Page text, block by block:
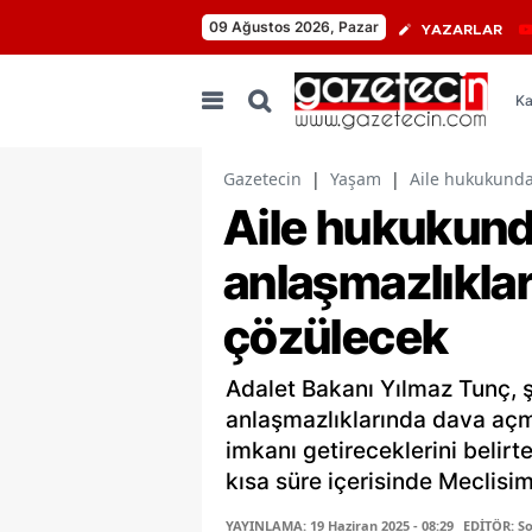
09 Ağustos 2026, Pazar YAZARLAR
Gazetecin | Yaşam | Aile
Aile
çözülecek
Adalet Bakanı Yılmaz
anlaşmazlıklarında dava
imkanı getireceklerini
kısa süre içerisinde
YAYINLAMA: 19 Haziran 2025 - 08:29 EDİTÖR: